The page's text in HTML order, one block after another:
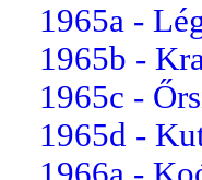
1965a -
1965b -
1965c -
1965d -